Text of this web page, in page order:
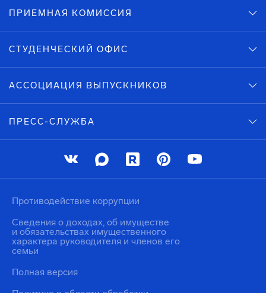
ПРИЕМНАЯ КОМИССИЯ
СТУДЕНЧЕСКИЙ ОФИС
АССОЦИАЦИЯ ВЫПУСКНИКОВ
ПРЕСС-СЛУЖБА
Противодействие коррупции
Сведения о доходах, об имуществе
и обязательствах имущественного
характера руководителя и членов его
семьи
Полная версия